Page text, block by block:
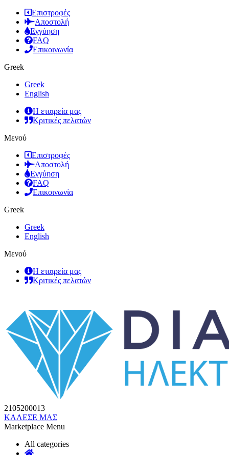
Επιστροφές
Αποστολή
Εγγύηση
FAQ
Επικοινωνία
Greek
Greek
English
Η εταιρεία μας
Κριτικές πελατών
Μενού
Επιστροφές
Αποστολή
Εγγύηση
FAQ
Επικοινωνία
Greek
Greek
English
Μενού
Η εταιρεία μας
Κριτικές πελατών
2105200013
ΚΑΛΕΣΕ ΜΑΣ
Marketplace Menu
All categories